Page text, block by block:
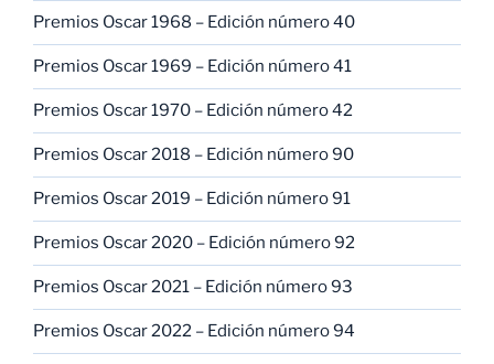
Premios Oscar 1968 – Edición número 40
Premios Oscar 1969 – Edición número 41
Premios Oscar 1970 – Edición número 42
Premios Oscar 2018 – Edición número 90
Premios Oscar 2019 – Edición número 91
Premios Oscar 2020 – Edición número 92
Premios Oscar 2021 – Edición número 93
Premios Oscar 2022 – Edición número 94